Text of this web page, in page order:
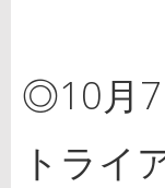
◎10月7
トライ